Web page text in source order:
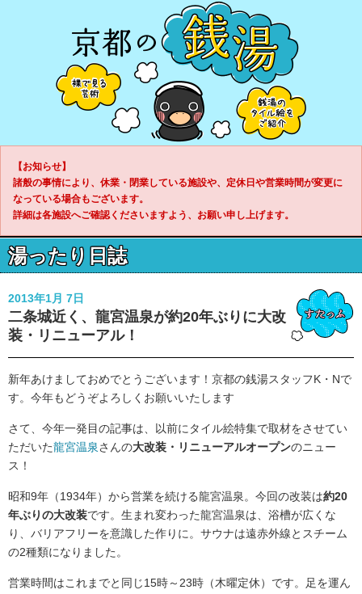
【お知らせ】
諸般の事情により、休業・閉業している施設や、定休日や営業時間が変更に
なっている場合もございます。
詳細は各施設へご確認くださいますよう、お願い申し上げます。
湯ったり日誌
2013年1月 7日
二条城近く、龍宮温泉が約20年ぶりに大改
装・リニューアル！
新年あけましておめでとうございます！京都の銭湯スタッフK・Nで
す。今年もどうぞよろしくお願いいたします
さて、今年一発目の記事は、以前にタイル絵特集で取材をさせてい
ただいた龍宮温泉さんの大改装・リニューアルオープンのニュー
ス！
昭和9年（1934年）から営業を続ける龍宮温泉。今回の改装は約20
年ぶりの大改装です。生まれ変わった龍宮温泉は、浴槽が広くな
り、バリアフリーを意識した作りに。サウナは遠赤外線とスチーム
の2種類になりました。
営業時間はこれまでと同じ15時～23時（木曜定休）です。足を運ん